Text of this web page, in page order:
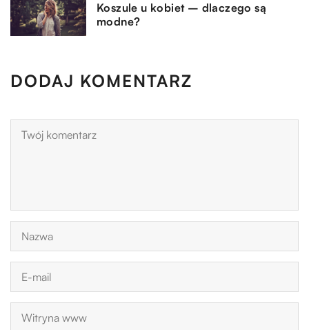
Koszule u kobiet – dlaczego są
modne?
DODAJ KOMENTARZ